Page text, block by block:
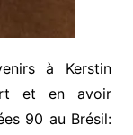
à Kerstin
et en avoir
90 au Brésil: